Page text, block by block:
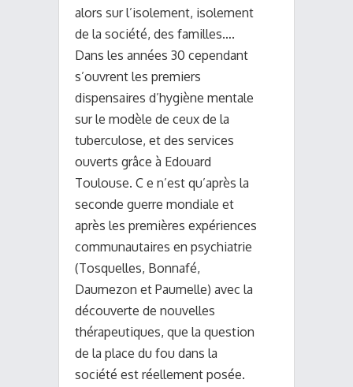
alors sur l’isolement, isolement
de la société, des familles….
Dans les années 30 cependant
s’ouvrent les premiers
dispensaires d’hygiène mentale
sur le modèle de ceux de la
tuberculose, et des services
ouverts grâce à Edouard
Toulouse. C e n’est qu’après la
seconde guerre mondiale et
après les premières expériences
communautaires en psychiatrie
(Tosquelles, Bonnafé,
Daumezon et Paumelle) avec la
découverte de nouvelles
thérapeutiques, que la question
de la place du fou dans la
société est réellement posée.